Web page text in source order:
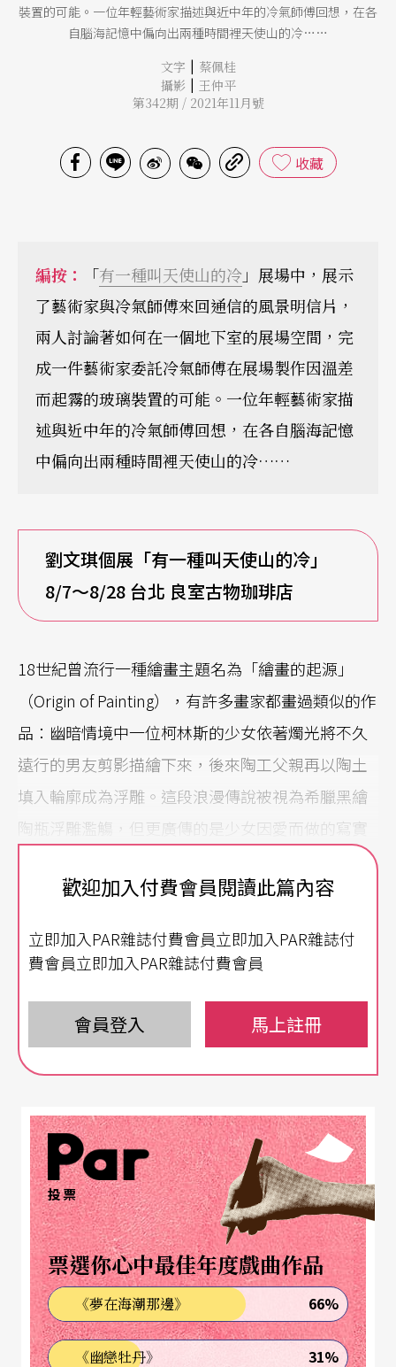
裝置的可能。一位年輕藝術家描述與近中年的冷氣師傅回想，在各
自腦海記憶中偏向出兩種時間裡天使山的冷……
文字 | 蔡佩桂
攝影 | 王仲平
第342期 / 2021年11月號
收藏
編按： 「有一種叫天使山的冷 」展場中，展示
了藝術家與冷氣師傅來回通信的風景明信片，
兩人討論著如何在一個地下室的展場空間，完
成一件藝術家委託冷氣師傅在展場製作因溫差
而起霧的玻璃裝置的可能。一位年輕藝術家描
述與近中年的冷氣師傅回想，在各自腦海記憶
中偏向出兩種時間裡天使山的冷……
劉文琪個展「有一種叫天使山的冷」
8/7～8/28 台北 良室古物珈琲店
18世紀曾流行一種繪畫主題名為「繪畫的起源」
（Origin of Painting），有許多畫家都畫過類似的作
品：幽暗情境中一位柯林斯的少女依著燭光將不久
遠行的男友剪影描繪下來，後來陶工父親再以陶土
填入輪廓成為浮雕。這段浪漫傳說被視為希臘黑繪
陶瓶浮雕濫觴，但更廣傳的是少女因愛而做的寫實
裡，羅馬歷史學家老普林尼（Pliny the Elder）便在
閱讀劉文琪的個展「有一種叫天使山的冷」，讓我
想起這個有趣的繪畫主題，因為它將繪畫的起源，
歸之於女性的愛戀之手，而她身後有一位做陶的父
親，彷彿提供著堅實的支持，正如在英國畫家 Jose
1784）之中，遠景別室裡有著父親燒窯的火光，有
如暗中一股穩定的溫暖力量。雖然劉文琪的展覽是
滿室寒意，冷氣充滿投射燈打亮的白色世界，感覺
上與「繪畫的起源」之「幽暗與火光」範式挺相
反，但確實在關係結構上有著引人思索的相似，尤
其是父親這角色未曾現身。
視覺上，劉文琪展覽主要由4個部分組成：一列通訊
歡迎加入付費會員閱讀此篇內容
立即加入PAR雜誌付費會員立即加入PAR雜誌付
費會員立即加入PAR雜誌付費會員
會員登入 馬上註冊
投票
票選你心中最佳年度戲曲作品
《夢在海潮那邊》 66%
《幽戀牡丹》 31%